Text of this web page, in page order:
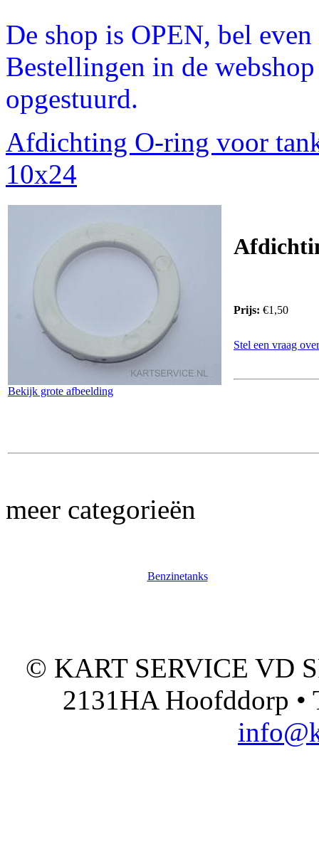
De shop is OPEN, bel
Bestellingen in de
opgestuurd.
Afdichting O-ring voor
10x24
Bekijk grote afbeelding
Prijs: €1,50
Stel een vraag
meer categorieën
Benzinetanks
© KART SERVICE VD
2131HA Hoofddorp •